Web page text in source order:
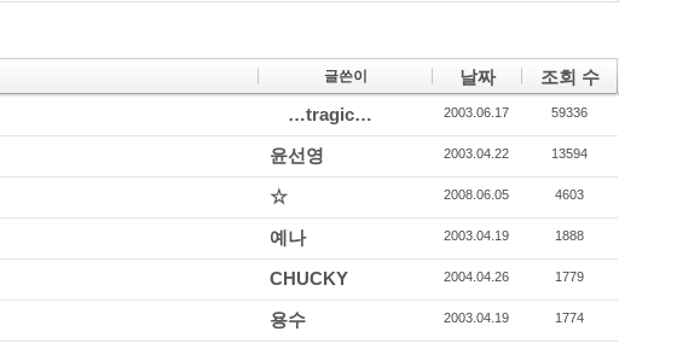
글쓴이 날짜 조회 수
…tragic… 2003.06.17 59336
윤선영 2003.04.22 13594
☆ 2008.06.05 4603
예나 2003.04.19 1888
CHUCKY 2004.04.26 1779
용수 2003.04.19 1774